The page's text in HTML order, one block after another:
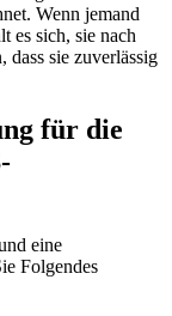
Wenn jemand
es sich, sie nach
dass sie zuverlässig
für die
eine
Folgendes